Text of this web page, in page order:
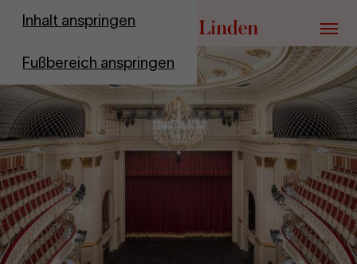
Inhalt anspringen
Fußbereich anspringen
Zur Startseite
Menü